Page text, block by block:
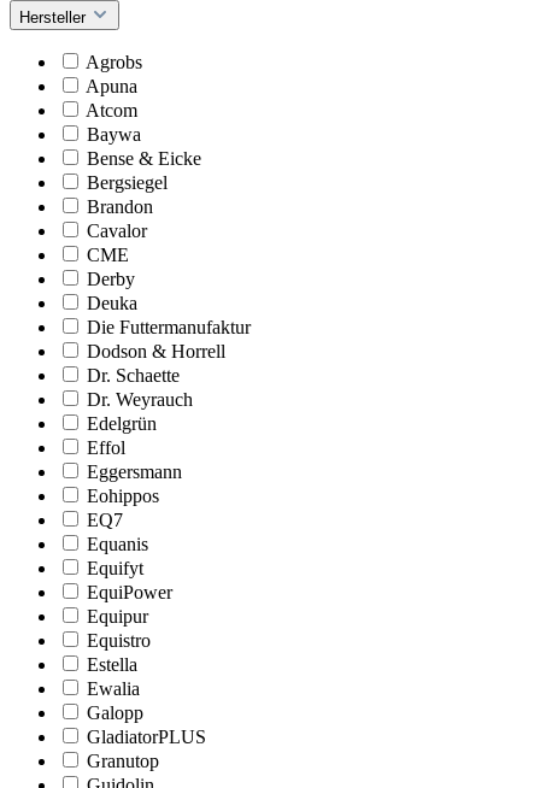
Hersteller
Agrobs
Apuna
Atcom
Baywa
Bense & Eicke
Bergsiegel
Brandon
Cavalor
CME
Derby
Deuka
Die Futtermanufaktur
Dodson & Horrell
Dr. Schaette
Dr. Weyrauch
Edelgrün
Effol
Eggersmann
Eohippos
EQ7
Equanis
Equifyt
EquiPower
Equipur
Equistro
Estella
Ewalia
Galopp
GladiatorPLUS
Granutop